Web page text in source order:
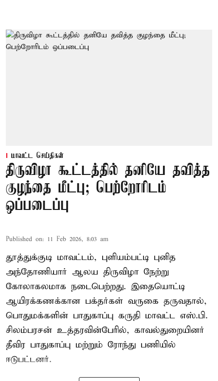
மாவட்ட செய்திகள்
திருவிழா கூட்டத்தில் தனியே தவித்த
குழந்தை மீட்பு; பெற்றோரிடம்
ஒப்படைப்பு
Published on: 11 Feb 2026, 8:03 am
தூத்துக்குடி மாவட்டம், புளியம்பட்டி புனித
அந்தோணியார் ஆலய திருவிழா நேற்று
கோலாகலமாக நடைபெற்றது. இதையொட்டி
ஆயிரக்கணக்கான பக்தர்கள் வருகை தருவதால்,
பொதுமக்களின் பாதுகாப்பு கருதி மாவட்ட எஸ்.பி.
சிலம்பரசன் உத்தரவின்பேரில், காவல்துறையினர்
தீவிர பாதுகாப்பு மற்றும் ரோந்து பணியில்
ஈடுபட்டனர்.